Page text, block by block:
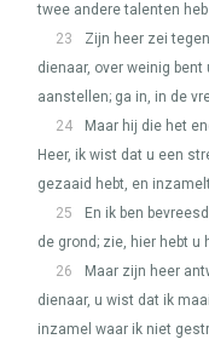
twee andere talenten
23
Zijn heer zei
dienaar, over weinig
aanstellen; ga in, in de
24
Maar hij die het
Heer, ik wist dat u een
gezaaid hebt, en
25
En ik ben
de grond; zie, hier hebt u
26
Maar zijn heer
dienaar, u wist dat ik
inzamel waar ik niet